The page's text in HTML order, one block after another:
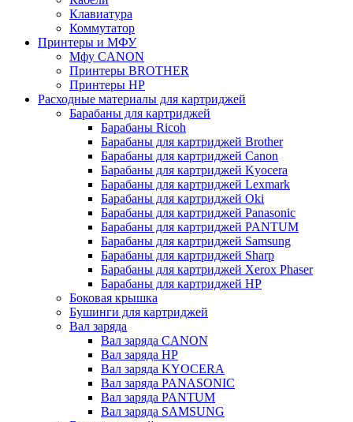
Клавиатура
Коммутатор
Принтеры и МФУ
Мфу CANON
Принтеры BROTHER
Принтеры HP
Расходные материалы для картриджей
Барабаны для картриджей
Барабаны Ricoh
Барабаны для картриджей Brother
Барабаны для картриджей Canon
Барабаны для картриджей Kyocera
Барабаны для картриджей Lexmark
Барабаны для картриджей Oki
Барабаны для картриджей Panasonic
Барабаны для картриджей PANTUM
Барабаны для картриджей Samsung
Барабаны для картриджей Sharp
Барабаны для картриджей Xerox Phaser
Барабаны для картриджей НР
Боковая крышка
Бушинги для картриджей
Вал заряда
Вал заряда CANON
Вал заряда HP
Вал заряда KYOCERA
Вал заряда PANASONIC
Вал заряда PANTUM
Вал заряда SAMSUNG